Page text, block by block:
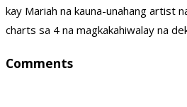
kay Mariah na kauna-unahang artist
charts sa 4 na magkakahiwalay na
Comments